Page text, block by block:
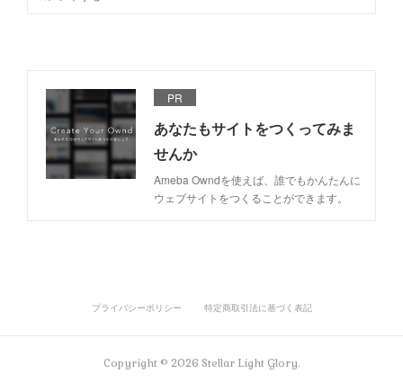
PR
あなたもサイトをつくってみま
せんか
Ameba Owndを使えば、誰でもかんたんに
ウェブサイトをつくることができます。
プライバシーポリシー 特定商取引法に基づく表記
Copyright © 2026 Stellar Light Glory.